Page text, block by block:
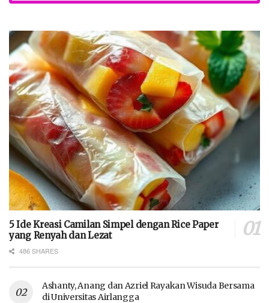
5 Ide Kreasi Camilan Simpel dengan Rice Paper
yang Renyah dan Lezat
486 SHARES
Ashanty, Anang dan Azriel Rayakan Wisuda Bersama
di Universitas Airlangga